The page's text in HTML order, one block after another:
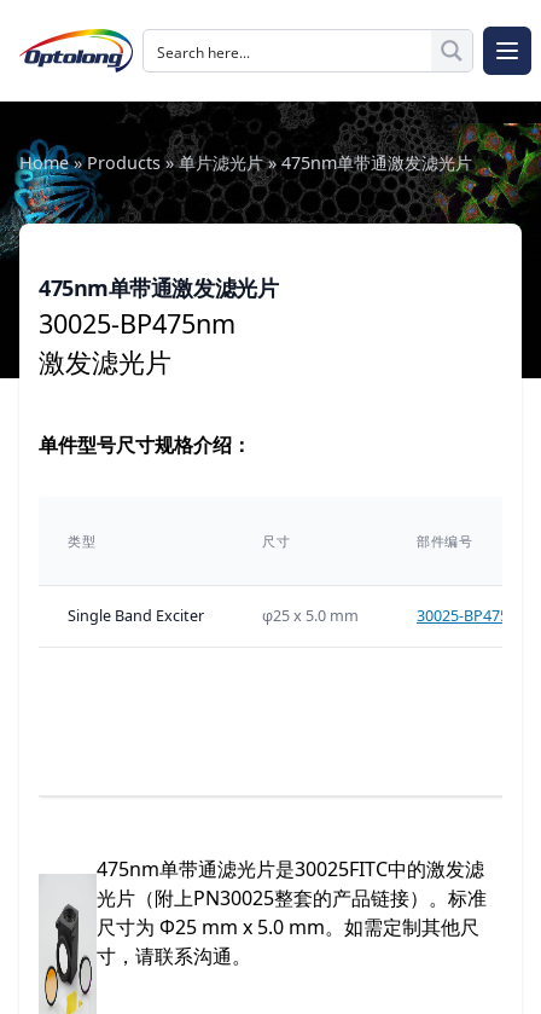
The Logo of Optolong Optics Co., Ltd.
打
Home»Products»单片滤光片» 475nm单带通激发滤光片
475nm单带通激发滤光片
30025-BP475nm
激发滤光片
单件型号尺寸规格介绍：
类型 尺寸 部件编号
Single Band Exciter φ25 x 5.0 mm 30025-BP475nm
475nm单带通滤光片是30025FITC中的激发滤
光片（附上PN30025整套的产品链接）。标准
尺寸为 Φ25 mm x 5.0 mm。如需定制其他尺
寸，请联系沟通。